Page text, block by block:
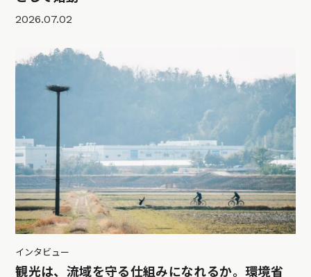
2026.07.02
インタビュー
観光は、流域を守る仕組みになれるか。環境省